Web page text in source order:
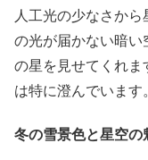
人工光の少なさか
の光が届かない暗
の星を見せてくれ
は特に澄んでいます。
冬の雪景色と星空の